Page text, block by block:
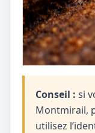
Conseil : si
Montmirail,
utilisez